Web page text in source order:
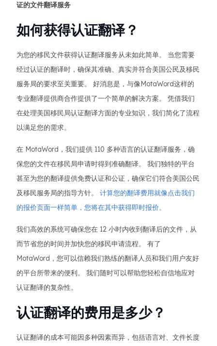
证的文件翻译服务
如何获得认证翻译？
为您的移民文件获得认证翻译服务从未如此简单。 当您需要
经过认证的翻译时，确保其准确、真实并符合美国公民及移民
服务局的要求至关重要。 好消息是，与像MotaWord这样的
专业翻译提供商合作提供了一个简单的解决方案。 凭借我们
在处理美国移民局认证翻译方面的专业知识，我们简化了流程
以满足您的需求。
在 MotaWord，我们提供 110 多种语言的认证翻译服务，确
保您的文件在移民局申请时得到准确翻译。 我们独特的平台
甚至为您的翻译提供免费认证和公证，确保它们符合美国公民
及移民服务局的指导方针。 计算您的翻译费用就像点击我们
的报价页面一样简单，您将在其中获得即时报价。
我们高效的系统可确保您在 12 小时内收到翻译后的文件，从
而节省您的时间并加快您的移民申请流程。 有了
MotaWord，您可以信赖我们熟练的翻译人员和我们用户友好
的平台所带来的便利。 我们随时可以帮助您轻松自信地应对
认证翻译的复杂性。
认证翻译的费用是多少？
认证翻译的成本可能因多种因素而异，包括语言对、文件长度